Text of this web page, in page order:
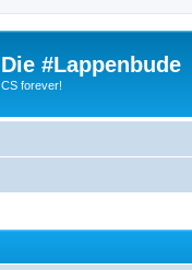
Die #Lappenbude
CS forever!